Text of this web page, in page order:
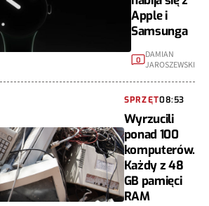
Apple i
Samsunga
0
DAMIAN
JAROSZEWSKI
SPRZĘT08:53
Wyrzucili
ponad 100
komputerów.
Każdy z 48
GB pamięci
RAM